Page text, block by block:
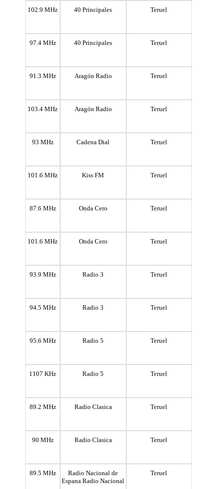
102.9 MHz 40 Principales Teruel
97.4 MHz 40 Principales Teruel
91.3 MHz Aragón Radio Teruel
103.4 MHz Aragón Radio Teruel
93 MHz Cadena Dial Teruel
101.6 MHz Kiss FM Teruel
87.6 MHz Onda Cero Teruel
101.6 MHz Onda Cero Teruel
93.9 MHz Radio 3 Teruel
94.5 MHz Radio 3 Teruel
95.6 MHz Radio 5 Teruel
1107 KHz Radio 5 Teruel
89.2 MHz Radio Clasica Teruel
90 MHz Radio Clasica Teruel
89.5 MHz
Radio Nacional de
Espana Radio Nacional
Teruel